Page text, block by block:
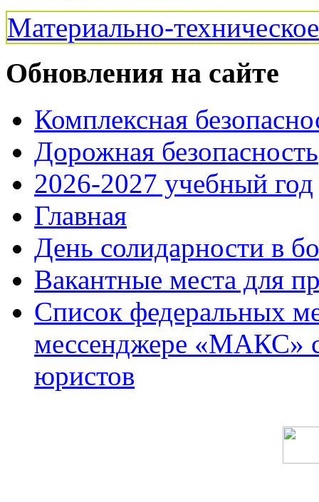
Материально-
Обновления на сайте
Комплексная
Дорожная безопасность
2026-2027 учебный год
Главная
День солидарности в
Вакантные места для
Список федеральных
мессенджере «МАКС» с
юристов